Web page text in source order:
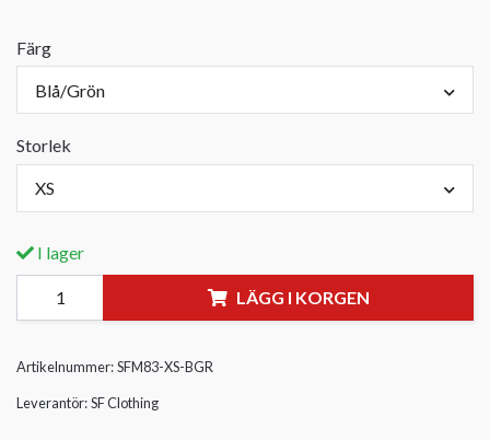
Färg
Blå/Grön
Storlek
XS
I lager
LÄGG I KORGEN
Artikelnummer:SFM83-XS-BGR
Leverantör:SF Clothing